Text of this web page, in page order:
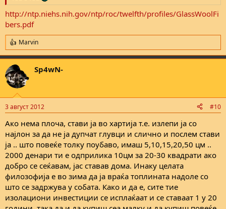
http://ntp.niehs.nih.gov/ntp/roc/twelfth/profiles/GlassWoolFi
bers.pdf
R
e
a
c
t
i
s
Marvin
Sp4wN-
3 август 2012 #10
Ако нема плоча, стави ја во хартија т.е. излепи ја со
најлон за да не ја дупчат глувци и слично и послем стави
ја .. што повеќе толку поубаво, имаш 5,10,15,20,50 цм ..
2000 денари ти е одприлика 10цм за 20-30 квадрати ако
добро се сеќавам, јас ставав дома. Инаку целата
филозофија е во зима да ја враќа топлината надоле со
што се задржува у собата. Како и да е, сите тие
изолациони инвестиции се исплаќаат и се ставаат 1 у 20